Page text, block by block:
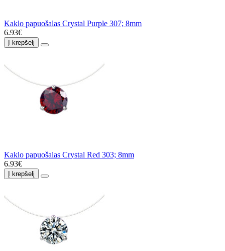
Kaklo papuošalas Crystal Purple 307; 8mm
6.93€
Į krepšelį
Kaklo papuošalas Crystal Red 303; 8mm
6.93€
Į krepšelį